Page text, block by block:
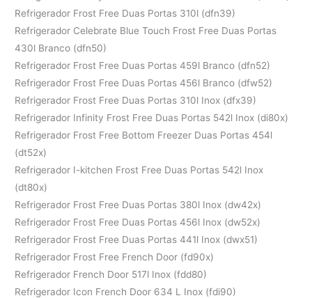
Refrigerador Frost Free Duas Portas 310l (dfn39)
Refrigerador Celebrate Blue Touch Frost Free Duas Portas
430l Branco (dfn50)
Refrigerador Frost Free Duas Portas 459l Branco (dfn52)
Refrigerador Frost Free Duas Portas 456l Branco (dfw52)
Refrigerador Frost Free Duas Portas 310l Inox (dfx39)
Refrigerador Infinity Frost Free Duas Portas 542l Inox (di80x)
Refrigerador Frost Free Bottom Freezer Duas Portas 454l
(dt52x)
Refrigerador I-kitchen Frost Free Duas Portas 542l Inox
(dt80x)
Refrigerador Frost Free Duas Portas 380l Inox (dw42x)
Refrigerador Frost Free Duas Portas 456l Inox (dw52x)
Refrigerador Frost Free Duas Portas 441l Inox (dwx51)
Refrigerador Frost Free French Door (fd90x)
Refrigerador French Door 517l Inox (fdd80)
Refrigerador Icon French Door 634 L Inox (fdi90)